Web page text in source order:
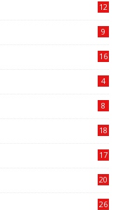
12
9
16
4
8
18
17
20
26